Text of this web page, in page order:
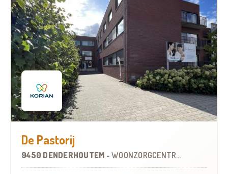
De Pastorij
9450 DENDERHOUTEM - WOONZORGCENTRUM (WZC)